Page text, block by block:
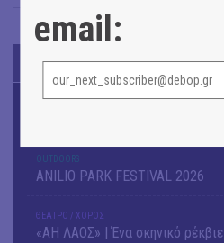
TODAY'S EVENTS
ΜΟΥΣΙΚΗ
OUTDΟORS
ANILIO PARK FESTIVAL 2026
ΘΕΑΤΡΟ / ΧΟΡΟΣ
«ΑΗ ΛΑΟΣ» | Ένα σκηνικό
email: